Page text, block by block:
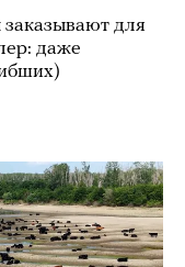
заказывают для
даже